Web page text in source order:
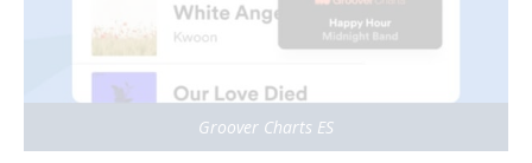
Groover Charts ES